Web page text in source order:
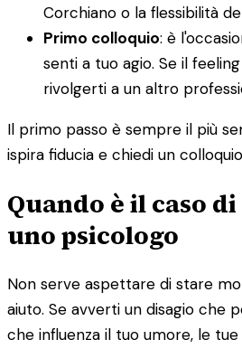
Corchiano o la flessibilità
Primo colloquio: è
senti a tuo agio. Se il
rivolgerti a un altro
Il primo passo è sempre il più
ispira fiducia e chiedi un
Quando è il caso
uno psicologo
Non serve aspettare di stare
aiuto. Se avverti un disagio che
che influenza il tuo umore, le